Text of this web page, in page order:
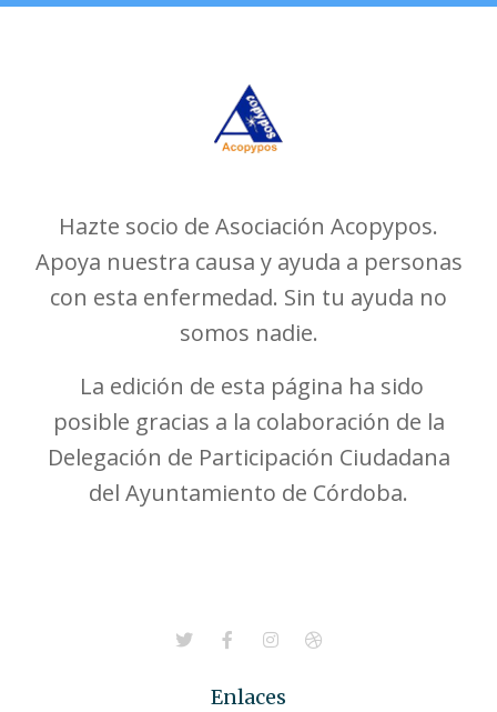
Hazte socio de Asociación Acopypos.
Apoya nuestra causa y ayuda a personas
con esta enfermedad. Sin tu ayuda no
somos nadie.
La edición de esta página ha sido
posible gracias a la colaboración de la
Delegación de Participación Ciudadana
del Ayuntamiento de Córdoba.
Enlaces